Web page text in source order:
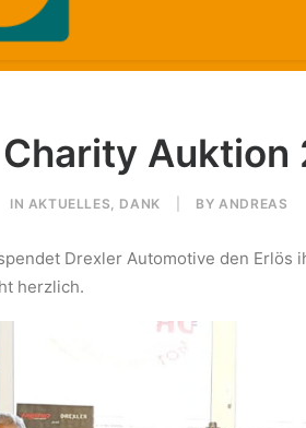
Auktion
IN AKTUELLES, DANK BYANDREAS
Drexler Automotive den Erlös
herzlich.